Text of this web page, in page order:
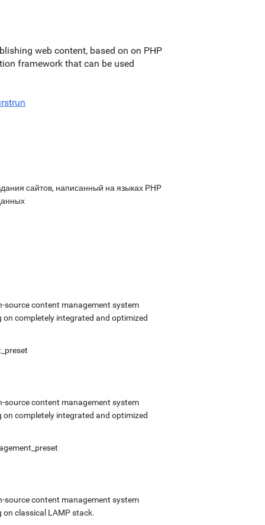
web content, based on on PHP
framework that can be used
сайтов, написанный на языках PHP
source content management system
completely integrated and optimized
source content management system
completely integrated and optimized
source content management system
on classical LAMP stack.